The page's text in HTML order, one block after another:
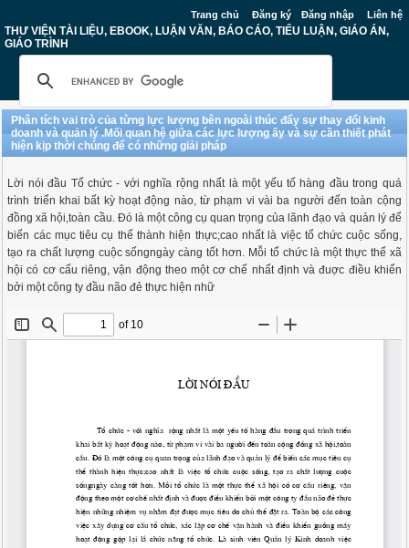
Trang chủ Đăng ký Đăng nhập Liên hệ
THƯ VIỆN TÀI LIỆU, EBOOK, LUẬN VĂN, BÁO CÁO, TIỂU LUẬN, GIÁO ÁN,
GIÁO TRÌNH
Phân tích vai trò của từng lực lượng bên ngoài thúc đẩy sự thay đổi kinh
doanh và quản lý .Mối quan hệ giữa các lực lượng ấy và sự cần thiết phát
hiện kịp thời chúng để có những giải pháp
Lời nói đầu Tổ chức - với nghĩa rộng nhất là một yếu tố hàng đầu trong quá
trình triển khai bất kỳ hoạt động nào, từ phạm vi vài ba người đến toàn cộng
đồng xã hội,toàn cầu. Đó là một công cụ quan trọng của lãnh đạo và quản lý để
biến các mục tiêu cụ thể thành hiện thực;cao nhất là việc tổ chức cuộc sống,
tạo ra chất lượng cuộc sốngngày càng tốt hơn. Mỗi tổ chức là một thực thể xã
hội có cơ cấu riêng, vận động theo một cơ chế nhất định và đuợc điều khiển
bởi một công ty đầu não đẻ thực hiện nhữ